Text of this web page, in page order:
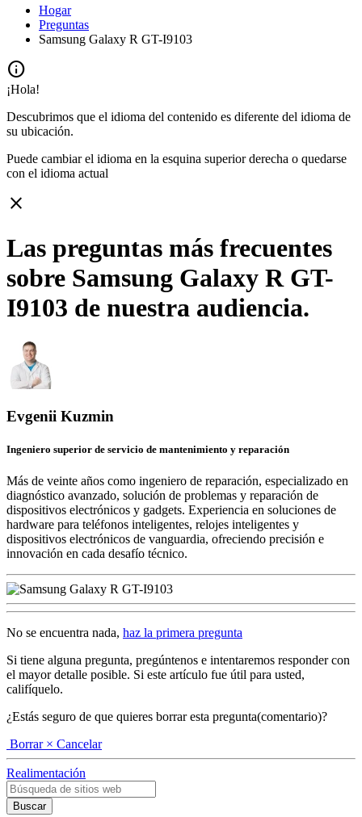
Hogar
Preguntas
Samsung Galaxy R GT-I9103
info
¡Hola!
Descubrimos que el idioma del contenido es diferente del idioma de
su ubicación.
Puede cambiar el idioma en la esquina superior derecha o quedarse
con el idioma actual
close
Las preguntas más frecuentes
sobre Samsung Galaxy R GT-
I9103 de nuestra audiencia.
Evgenii Kuzmin
Ingeniero superior de servicio de mantenimiento y reparación
Más de veinte años como ingeniero de reparación, especializado en
diagnóstico avanzado, solución de problemas y reparación de
dispositivos electrónicos y gadgets. Experiencia en soluciones de
hardware para teléfonos inteligentes, relojes inteligentes y
dispositivos electrónicos de vanguardia, ofreciendo precisión e
innovación en cada desafío técnico.
No se encuentra nada, haz la primera pregunta
Si tiene alguna pregunta, pregúntenos e intentaremos responder con
el mayor detalle posible. Si este artículo fue útil para usted,
califíquelo.
¿Estás seguro de que quieres borrar esta pregunta(comentario)?
Borrar × Cancelar
Realimentación